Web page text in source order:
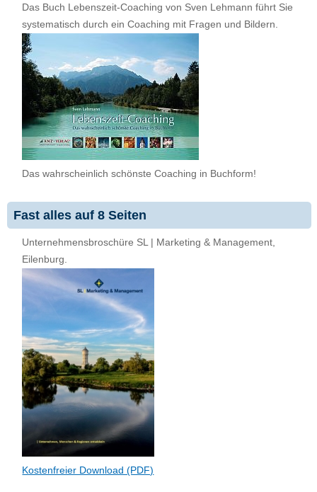
Das Buch Lebenszeit-Coaching von Sven Lehmann führt Sie
systematisch durch ein Coaching mit Fragen und Bildern.
Das wahrscheinlich schönste Coaching in Buchform!
Fast alles auf 8 Seiten
Unternehmensbroschüre SL | Marketing & Management,
Eilenburg.
Kostenfreier Download (PDF)